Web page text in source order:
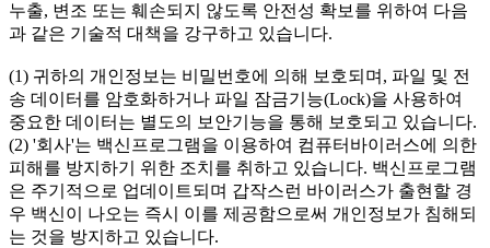
누출, 변조 또는 훼손되지 않도록 안전성 확보를 위하여 다음
과 같은 기술적 대책을 강구하고 있습니다.
(1) 귀하의 개인정보는 비밀번호에 의해 보호되며, 파일 및 전
송 데이터를 암호화하거나 파일 잠금기능(Lock)을 사용하여
중요한 데이터는 별도의 보안기능을 통해 보호되고 있습니다.
(2) '회사'는 백신프로그램을 이용하여 컴퓨터바이러스에 의한
피해를 방지하기 위한 조치를 취하고 있습니다. 백신프로그램
은 주기적으로 업데이트되며 갑작스런 바이러스가 출현할 경
우 백신이 나오는 즉시 이를 제공함으로써 개인정보가 침해되
는 것을 방지하고 있습니다.